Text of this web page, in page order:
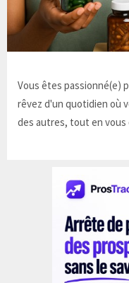
Vous êtes passionné(e)
rêvez d'un quotidien où
des autres, tout en